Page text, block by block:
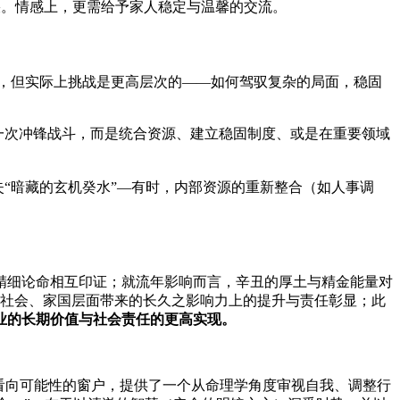
情感上，更需给予家人稳定与温馨的交流。
但实际上挑战是更高层次的——如何驾驭复杂的局面，稳固
冲锋战斗，而是统合资源、建立稳固制度、或是在重要领域
暗藏的玄机癸水”—有时，内部资源的重新整合（如人事调
论命相互印证；就流年影响而言，辛丑的厚土与精金能量对
会、家国层面带来的长久之影响力上的提升与责任彰显；此
长期价值与社会责任的更高实现。
可能性的窗户，提供了一个从命理学角度审视自我、调整行